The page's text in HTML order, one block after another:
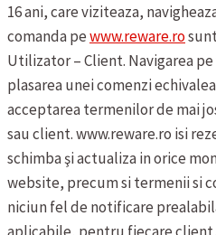
16 ani, care viziteaza,
comanda pewww.reware.ro
Utilizator – Client. Navigarea
plasarea unei comenzi
acceptarea termenilor de mai
sau client.www.reware.ro isi
schimba şi actualiza in orice
website, precum si termenii si
niciun fel de notificare